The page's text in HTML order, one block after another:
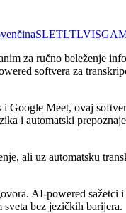
SLETLTLVISGA
za ručno beleženje
softvera za
i Google Meet, ovaj
i automatski
ali uz automatsku
AI-powered sažetci
bez jezičkih barijera.